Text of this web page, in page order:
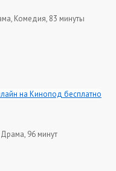
Комедия, 83 минуты
96 минут